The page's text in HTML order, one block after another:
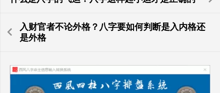
入财官者不论外格？八字要如何判断是入内格还
是外格